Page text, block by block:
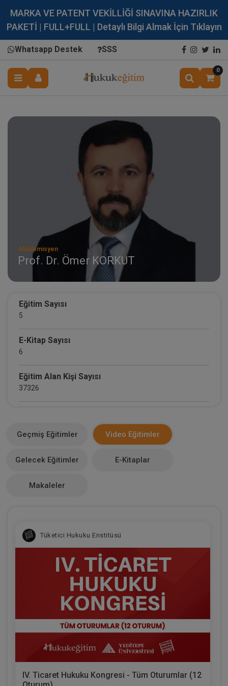
MARKA VE PATENT VEKİLLİĞİ SINAVINA HAZIRLIK
PAKETİ | FULL+FULL | Detaylı Bilgi Almak İçin Tıklayın
Whatsapp Destek SSS
0
Akademisyen
Prof. Dr. Ömer KORKUT
Eğitim Sayısı
5
E-Kitap Sayısı
6
Eğitim Alan Kişi Sayısı
37326
0
Geçmiş Eğitimler Video Eğitimler
Gelecek Eğitimler E-Kitaplar
Makaleler
Tüketici Hukuku Enstitüsü
IV. Ticaret Hukuku Kongresi - Tüm Oturumlar (12